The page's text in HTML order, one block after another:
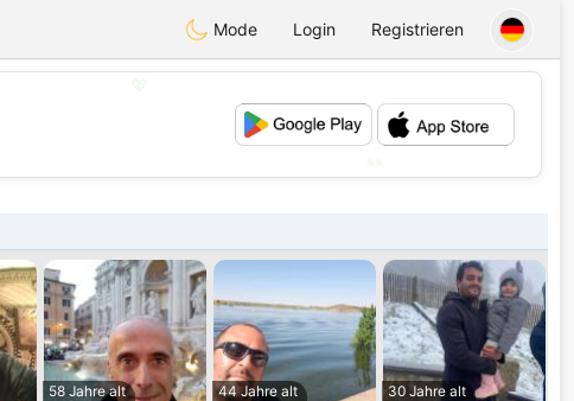
Mode Login Registrieren
💕
58 Jahre alt
44 Jahre alt
30 Jahre alt